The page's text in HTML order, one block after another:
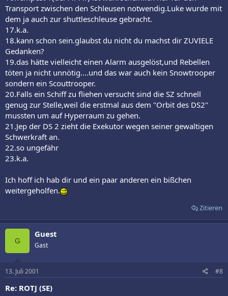
Transport zwischen den Schleusen notwendig.Luke wurde mit
dem ja auch zur shuttleschleuse gebracht.
17.k.a.
18.kann schon sein.glaubst du nicht du machst dir ZUVIELE
Gedanken?
19.das hätte vielleicht einen Alarm ausgelöst,und Rebellen
töten ja nicht unnötig....und das war auch kein Snowtrooper
sondern ein Scouttrooper.
20.Falls ein Schiff zu fliehen versucht sind die SZ schnell
genug zur Stelle,weil die erstmal aus dem "Orbit des DS2"
mussten um auf Hyperraum zu gehen.
21.Jep der DS 2 zieht die Exekutor wegen seiner gewaltigen
Schwerkraft an.
22.so ungefähr
23.k.a.
Ich hoff ich hab dir und ein paar anderen ein bißchen
weitergeholfen.
Zitieren
G
Guest
Gast
13. Juli 2001 #8
Re: ROTJ (SE)